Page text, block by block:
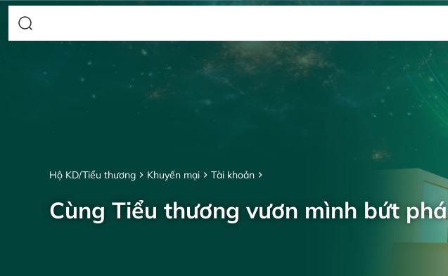
Hộ KD/Tiểu thương Khuyến mại Tài khoản
Cùng Tiểu thương vươn mình bứt phá